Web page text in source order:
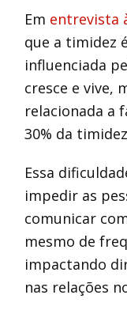
Em entrevista
que a timidez
influenciada
cresce e vive,
relacionada a
30% da
Essa
impedir as
comunicar
mesmo de
impactando
nas relações